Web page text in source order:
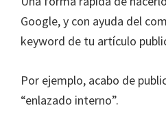
Google, y con ayuda del
keyword de tu artículo
Por ejemplo, acabo de
“enlazado interno”.